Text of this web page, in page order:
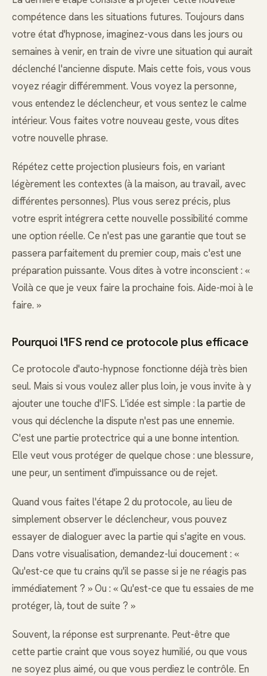
compétence dans les situations futures. Toujours dans
votre état d'hypnose, imaginez-vous dans les jours ou
semaines à venir, en train de vivre une situation qui aurait
déclenché l'ancienne dispute. Mais cette fois, vous vous
voyez réagir différemment. Vous voyez la personne,
vous entendez le déclencheur, et vous sentez le calme
intérieur. Vous faites votre nouveau geste, vous dites
votre nouvelle phrase.
Répétez cette projection plusieurs fois, en variant
légèrement les contextes (à la maison, au travail, avec
différentes personnes). Plus vous serez précis, plus
votre esprit intégrera cette nouvelle possibilité comme
une option réelle. Ce n'est pas une garantie que tout se
passera parfaitement du premier coup, mais c'est une
préparation puissante. Vous dites à votre inconscient : «
Voilà ce que je veux faire la prochaine fois. Aide-moi à le
faire. »
Pourquoi l'IFS rend ce protocole plus efficace
Ce protocole d'auto-hypnose fonctionne déjà très bien
seul. Mais si vous voulez aller plus loin, je vous invite à y
ajouter une touche d'IFS. L'idée est simple : la partie de
vous qui déclenche la dispute n'est pas une ennemie.
C'est une partie protectrice qui a une bonne intention.
Elle veut vous protéger de quelque chose : une blessure,
une peur, un sentiment d'impuissance ou de rejet.
Quand vous faites l'étape 2 du protocole, au lieu de
simplement observer le déclencheur, vous pouvez
essayer de dialoguer avec la partie qui s'agite en vous.
Dans votre visualisation, demandez-lui doucement : «
Qu'est-ce que tu crains qu'il se passe si je ne réagis pas
immédiatement ? » Ou : « Qu'est-ce que tu essaies de me
protéger, là, tout de suite ? »
Souvent, la réponse est surprenante. Peut-être que
cette partie craint que vous soyez humilié, ou que vous
ne soyez plus aimé, ou que vous perdiez le contrôle. En